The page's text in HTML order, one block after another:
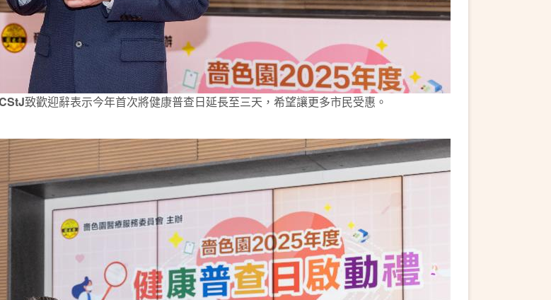
致歡迎辭表示今年首次將健康普查日延長至三天，希望讓更多市民受惠。